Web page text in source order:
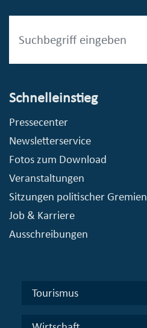
Schnelleinstieg
Pressecenter
Newsletterservice
Fotos zum Download
Veranstaltungen
Sitzungen politischer Gremien
Job & Karriere
Ausschreibungen
Tourismus